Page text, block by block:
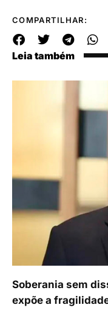
COMPARTILHAR:
Leia também
Soberania sem
expõe a